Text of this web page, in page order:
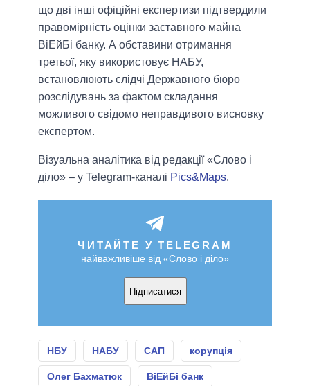
що дві інші офіційні експертизи підтвердили
правомірність оцінки заставного майна
ВіЕйБі банку. А обставини отримання
третьої, яку використовує НАБУ,
встановлюють слідчі Державного бюро
розслідувань за фактом складання
можливого свідомо неправдивого висновку
експертом.
Візуальна аналітика від редакції «Слово і
діло» – у Telegram-каналі Pics&Maps.
ЧИТАЙТЕ У TELEGRAM
найважливіше від «Слово і діло»
Підписатися
НБУ НАБУ САП корупція
Олег Бахматюк ВіЕйБі банк